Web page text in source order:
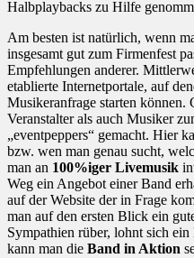
Halbplaybacks zu Hilfe
Am besten ist natürlich, wenn
insgesamt gut zum Firmenfest
Empfehlungen anderer.
etablierte Internetportale, auf
Musikeranfrage starten können.
Veranstalter als auch Musiker
„eventpeppers“ gemacht. Hier
bzw. wen man genau sucht,
man an 100%iger Livemusik
Weg ein Angebot einer Band
auf der Website der in Frage
man auf den ersten Blick ein
Sympathien rüber, lohnt sich
kann man die Band in Aktion